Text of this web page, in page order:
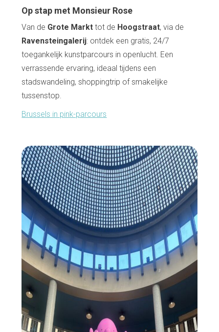
Home
Op stap met Monsieur Rose
Van de Grote Markt tot de Hoogstraat, via de
Ravensteingalerij: ontdek een gratis, 24/7
toegankelijk kunstparcours in openlucht. Een
verrassende ervaring, ideaal tijdens een
stadswandeling, shoppingtrip of smakelijke
tussenstop.
Brussels in pink-parcours